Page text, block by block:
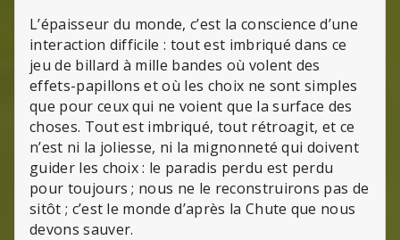
L’épaisseur du monde, c’est la conscience d’une
interaction difficile : tout est imbriqué dans ce
jeu de billard à mille bandes où volent des
effets-papillons et où les choix ne sont simples
que pour ceux qui ne voient que la surface des
choses. Tout est imbriqué, tout rétroagit, et ce
n’est ni la joliesse, ni la mignonneté qui doivent
guider les choix : le paradis perdu est perdu
pour toujours ; nous ne le reconstruirons pas de
sitôt ; c’est le monde d’après la Chute que nous
devons sauver.